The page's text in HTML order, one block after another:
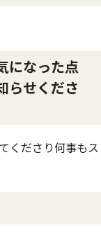
になった点
らせくださ
くださり何事もス